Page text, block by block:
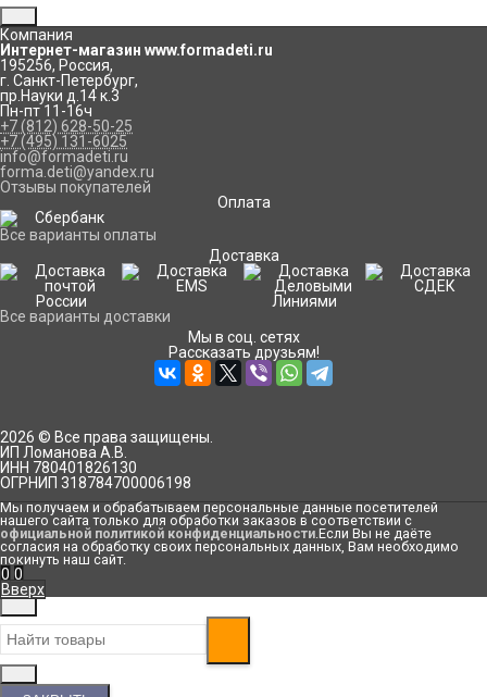
Компания
Интернет-магазин www.formadeti.ru
195256, Россия,
г. Санкт-Петербург,
пр.Науки д.14 к.3
Пн-пт 11-16ч
+7 (812) 628-50-25
+7 (495) 131-6025
info@formadeti.ru
forma.deti@yandex.ru
Отзывы покупателей
Оплата
Все варианты оплаты
Доставка
Все варианты доставки
Мы в соц. сетях
Рассказать друзьям!
2026 © Все права защищены.
ИП Ломанова А.В.
ИНН 780401826130
ОГРНИП 318784700006198
Мы получаем и обрабатываем персональные данные посетителей
нашего сайта только для обработки заказов в соответствии с
официальной политикой конфиденциальности.Если Вы не даёте
согласия на обработку своих персональных данных, Вам необходимо
покинуть наш сайт.
0 0
Вверх